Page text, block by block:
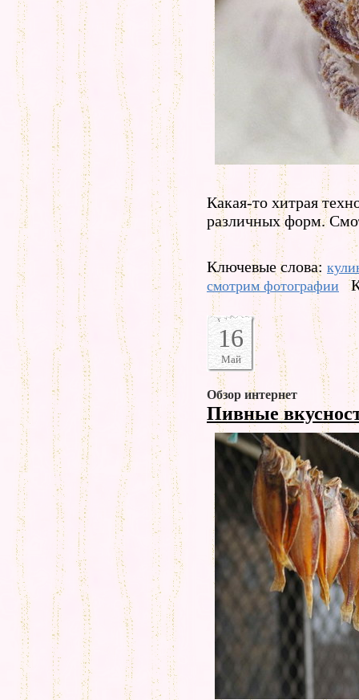
Какая-то хитрая
различных форм.
Ключевые слова:
смотрим фотографии
16
Май
Обзор интернет
Пивные